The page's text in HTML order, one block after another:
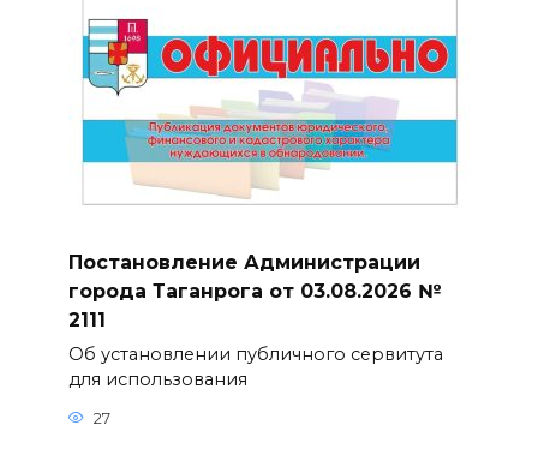
Постановление Администрации
города Таганрога от 03.08.2026 №
2111
Об установлении публичного сервитута
для использования
27